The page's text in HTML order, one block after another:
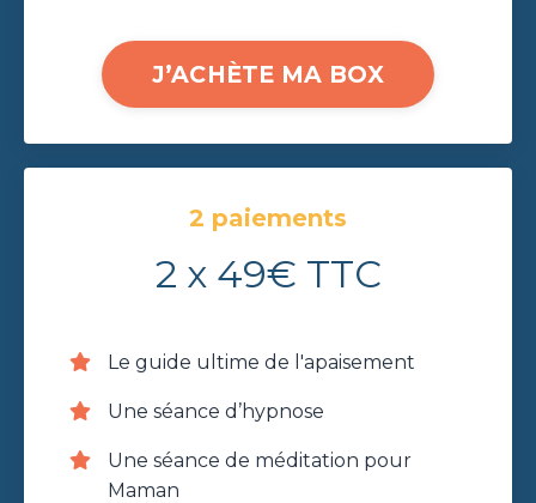
J’ACHÈTE MA BOX
2 paiements
2 x 49€ TTC
Le guide ultime de l'apaisement
Une séance d’hypnose
Une séance de méditation pour
Maman